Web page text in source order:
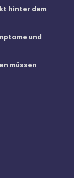
hinter dem
und
müssen